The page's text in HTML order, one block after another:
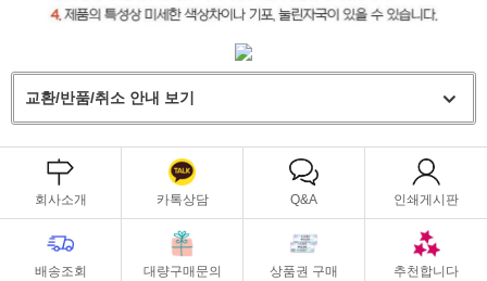
교환/반품/취소 안내 보기
회사소개 카톡상담 Q&A 인쇄게시판
배송조회 대량구매문의 상품권 구매 추천합니다